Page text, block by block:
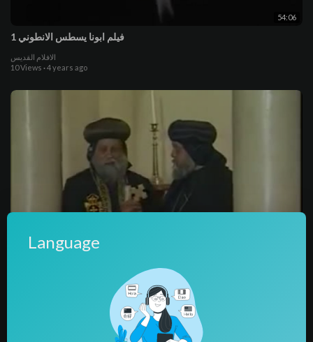
54:06
فيلم ابونا يسطس الانطوني 1
الافلام القديس
10 Views ·4 years ago
Language